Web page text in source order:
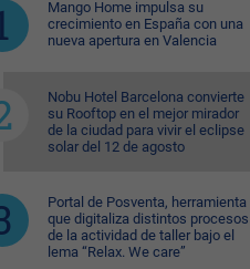
Mango Home impulsa su
crecimiento en España con una
nueva apertura en Valencia
Nobu Hotel Barcelona convierte
su Rooftop en el mejor mirador
de la ciudad para vivir el eclipse
solar del 12 de agosto
Portal de Posventa, herramienta
que digitaliza distintos procesos
de la actividad de taller bajo el
lema “Relax. We care”